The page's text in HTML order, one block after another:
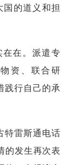
国的道义和担
在。派遣专
资、联合研
行自己的承
雷斯通电话
的发生再次表